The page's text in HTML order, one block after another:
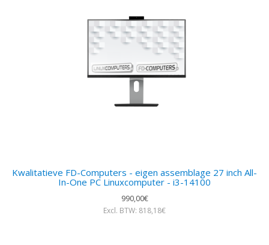
Kwalitatieve FD-Computers - eigen assemblage 27 inch All-
In-One PC Linuxcomputer - i3-14100
990,00€
Excl. BTW: 818,18€